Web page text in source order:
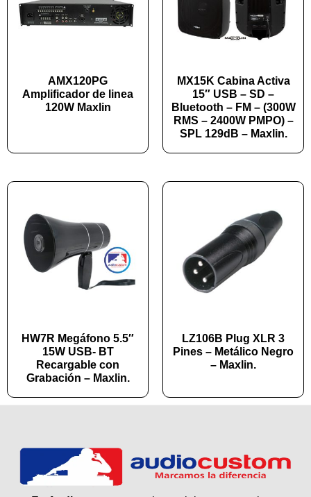
AMX120PG
Amplificador de linea
120W Maxlin
MX15K Cabina Activa
15″ USB – SD –
Bluetooth – FM – (300W
RMS – 2400W PMPO) –
SPL 129dB – Maxlin.
HW7R Megáfono 5.5″
15W USB- BT
Recargable con
Grabación – Maxlin.
LZ106B Plug XLR 3
Pines – Metálico Negro
– Maxlin.